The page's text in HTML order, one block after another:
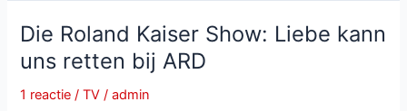
van
zondag
23
augustus
Die Roland Kaiser Show: Liebe kann
uns retten bij ARD
1 reactie /TV /admin